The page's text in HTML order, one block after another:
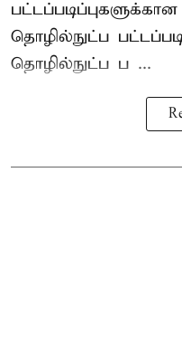
தொழில்நுட்ப
தொழில்நுட்ப ப ...